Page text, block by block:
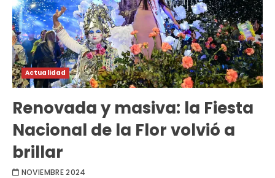
Actualidad
Renovada y masiva: la Fiesta
Nacional de la Flor volvió a
brillar
NOVIEMBRE 2024